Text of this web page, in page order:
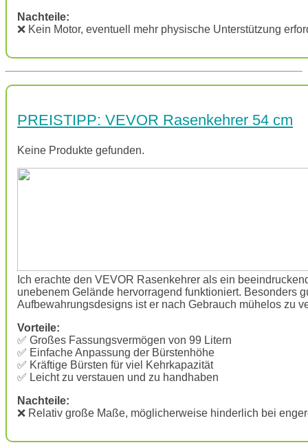
Nachteile:
❌ Kein Motor, eventuell mehr physische Unterstützung
PREISTIPP: VEVOR Rasenkehrer 54 cm
Keine Produkte gefunden.
Ich erachte den VEVOR Rasenkehrer als ein
unebenem Gelände hervorragend funktioniert. Besonders
Aufbewahrungsdesigns ist er nach Gebrauch mühelos zu
Vorteile:
✅ Großes Fassungsvermögen von 99 Litern
✅ Einfache Anpassung der Bürstenhöhe
✅ Kräftige Bürsten für viel Kehrkapazität
✅ Leicht zu verstauen und zu handhaben
Nachteile:
❌ Relativ große Maße, möglicherweise hinderlich bei